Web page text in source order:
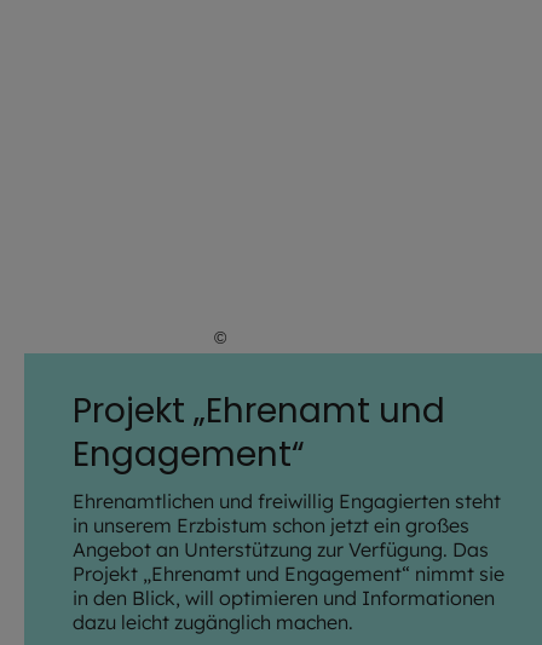
©
Projekt „Ehrenamt und
Engagement“
Ehrenamtlichen und freiwillig Engagierten steht
in unserem Erzbistum schon jetzt ein großes
Angebot an Unterstützung zur Verfügung. Das
Projekt „Ehrenamt und Engagement“ nimmt sie
in den Blick, will optimieren und Informationen
dazu leicht zugänglich machen.